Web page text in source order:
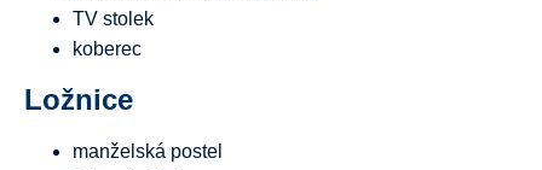
TV stolek
koberec
Ložnice
manželská postel